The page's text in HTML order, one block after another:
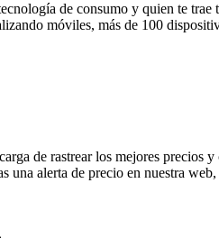
de consumo y quien te
móviles, más de 100
de rastrear los mejores
una alerta de precio en nuestra